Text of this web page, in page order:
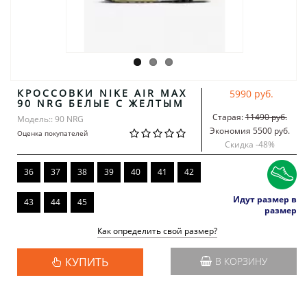
КРОССОВКИ NIKE AIR MAX
90 NRG БЕЛЫЕ С ЖЕЛТЫМ
Модель:: 90 NRG
Оценка покупателей
5990 руб.
Старая:11490 руб.
Экономия 5500 руб.
Скидка -48%
36 37 38 39 40 41 42
43 44 45
Идут размер в
размер
Как определить свой размер?
КУПИТЬ В КОРЗИНУ